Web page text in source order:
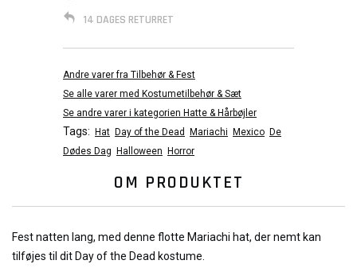
14 DAGES RETURRET
Andre varer fra Tilbehør & Fest
Se alle varer med Kostumetilbehør & Sæt
Se andre varer i kategorien Hatte & Hårbøjler
Tags: Hat Day of the Dead Mariachi Mexico De
Dødes Dag
Halloween Horror
OM PRODUKTET
Fest natten lang, med denne flotte Mariachi hat, der nemt kan
tilføjes til dit Day of the Dead kostume.